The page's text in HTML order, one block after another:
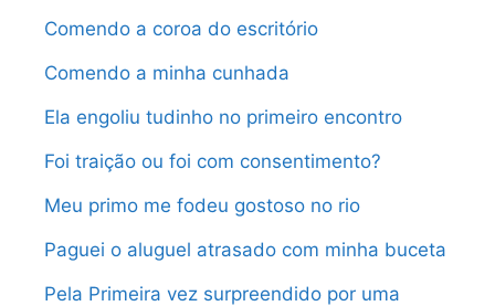
Comendo a coroa do escritório
Comendo a minha cunhada
Ela engoliu tudinho no primeiro encontro
Foi traição ou foi com consentimento?
Meu primo me fodeu gostoso no rio
Paguei o aluguel atrasado com minha buceta
Pela Primeira vez surpreendido por uma